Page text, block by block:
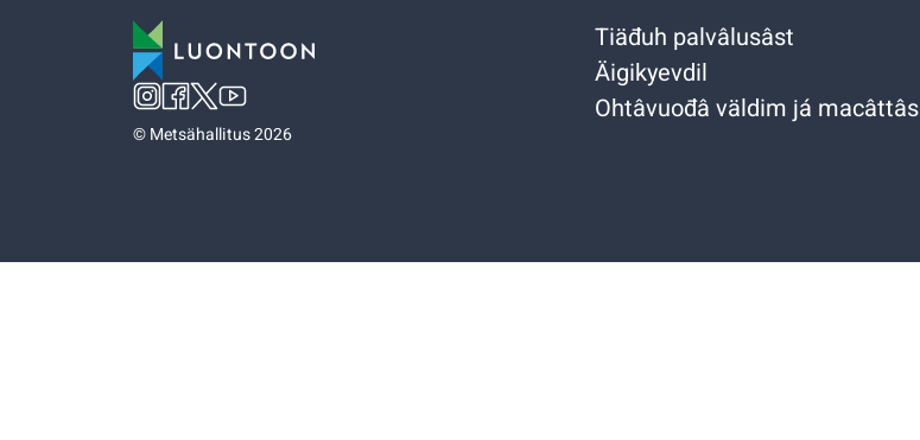
©Metsähallitus 2026
Tiäđuh palvâlusâst
Äigikyevdil
Ohtâvuođâ väldim já macâttâs